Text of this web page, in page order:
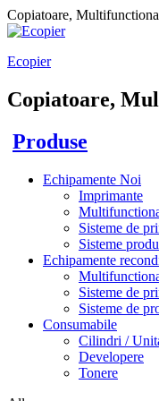
Copiatoare,
Ecopier
Copiatoare,
Produse
Echipamente Noi
Imprimante
Sisteme de
Sisteme
Echipamente
Sisteme de
Sisteme de
Consumabile
Cilindri /
Developere
Tonere